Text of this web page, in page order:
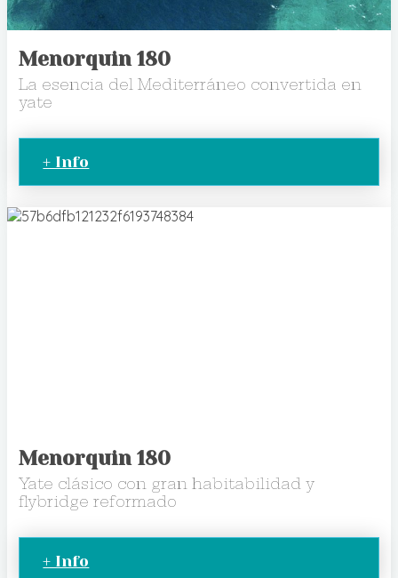
Menorquin 180
La esencia del Mediterráneo convertida en
yate
+ Info
Menorquin 180
Yate clásico con gran habitabilidad y
flybridge reformado
+ Info